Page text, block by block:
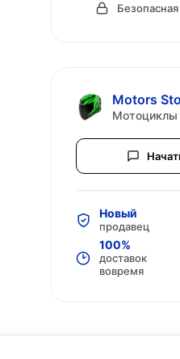
Motors
Мотоциклы
Новый
продавец
100%
доставок
вовремя